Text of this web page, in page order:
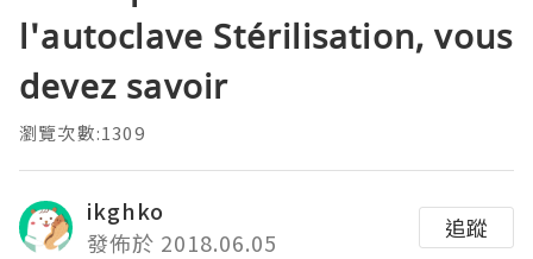
l'autoclave Stérilisation, vous
devez savoir
瀏覽次數:1309
ikghko
發佈於 2018.06.05
追蹤